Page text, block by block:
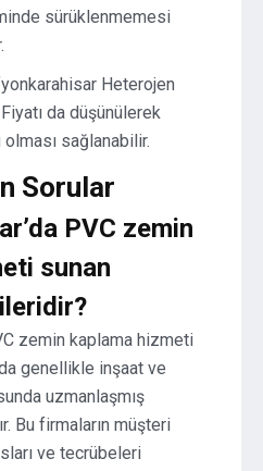
sürüklenmemesi
Heterojen
da düşünülerek
olması sağlanabilir.
Sorular
PVC zemin
sunan
zemin kaplama hizmeti
genellikle inşaat ve
uzmanlaşmış
Bu firmaların müşteri
ve tecrübeleri